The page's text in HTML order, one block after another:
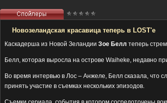
Новозеландская красавица теперь в LOST'е
Каскадерша из Новой Зеландии Зое Белл теперь
Белл, которая выросла на острове Waiheke, недавно
Во время интервью в Лос – Анжеле, Белл сказала, что
принять участие в съемках нескольких эпизодов.